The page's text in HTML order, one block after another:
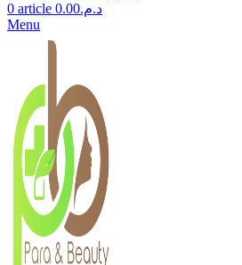
0 article د.م.0.00
Menu